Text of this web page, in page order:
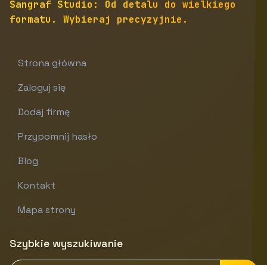
Sangraf Studio: Od detalu do wielkiego
formatu. Wybieraj precyzyjnie.
Strona główna
Zaloguj się
Dodaj firmę
Przypomnij hasło
Blog
Kontakt
Mapa strony
Szybkie wyszukiwanie